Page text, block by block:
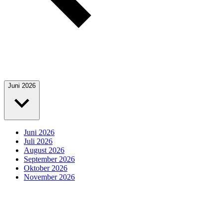
Juni 2026
Juni 2026
Juli 2026
August 2026
September 2026
Oktober 2026
November 2026